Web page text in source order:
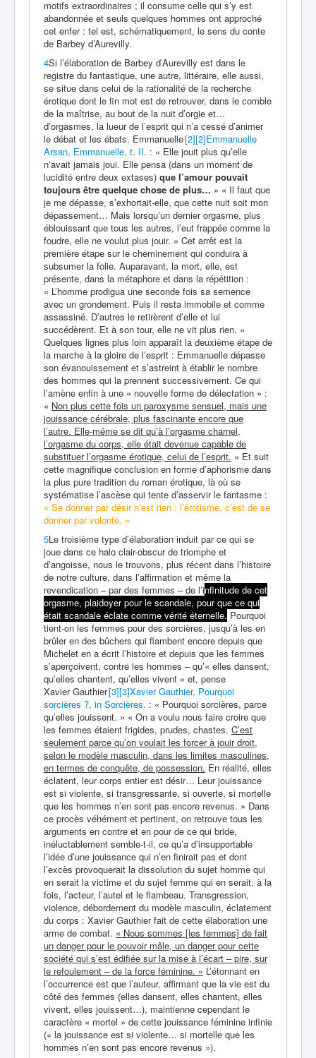
motifs extraordinaires ; il consume celle qui s’y est
abandonnée et seuls quelques hommes ont approché
cet enfer : tel est, schématiquement, le sens du conte
de Barbey d’Aurevilly.
4Si l’élaboration de Barbey d’Aurevilly est dans le
registre du fantastique, une autre, littéraire, elle aussi,
se situe dans celui de la rationalité de la recherche
érotique dont le fin mot est de retrouver, dans le comble
de la maîtrise, au bout de la nuit d’orgie et…
d’orgasmes, la lueur de l’esprit qui n’a cessé d’animer
le débat et les ébats. Emmanuelle[2][2]Emmanuelle
Arsan, Emmanuelle, t. II. : « Elle jouit plus qu’elle
n’avait jamais joui. Elle pensa (dans un moment de
lucidité entre deux extases) que l’amour pouvait
toujours être quelque chose de plus… » « Il faut que
je me dépasse, s’exhortait-elle, que cette nuit soit mon
dépassement… Mais lorsqu’un dernier orgasme, plus
éblouissant que tous les autres, l’eut frappée comme la
foudre, elle ne voulut plus jouir. » Cet arrêt est la
première étape sur le cheminement qui conduira à
subsumer la folie. Auparavant, la mort, elle, est
présente, dans la métaphore et dans la répétition :
« L’homme prodigua une seconde fois sa semence
avec un grondement. Puis il resta immobile et comme
assassiné. D’autres le retirèrent d’elle et lui
succédèrent. Et à son tour, elle ne vit plus rien. »
Quelques lignes plus loin apparaît la deuxième étape de
la marche à la gloire de l’esprit : Emmanuelle dépasse
son évanouissement et s’astreint à établir le nombre
des hommes qui la prennent successivement. Ce qui
l’amène enfin à une « nouvelle forme de délectation » :
« Non plus cette fois un paroxysme sensuel, mais une
jouissance cérébrale, plus fascinante encore que
l’autre. Elle-même se dit qu’à l’orgasme charnel,
l’orgasme du corps, elle était devenue capable de
substituer l’orgasme érotique, celui de l’esprit. » Et suit
cette magnifique conclusion en forme d’aphorisme dans
la plus pure tradition du roman érotique, là où se
systématise l’ascèse qui tente d’asservir le fantasme :
« Se donner par désir n’est rien : l’érotisme, c’est de se
donner par volonté. »
5Le troisième type d’élaboration induit par ce qui se
joue dans ce halo clair-obscur de triomphe et
d’angoisse, nous le trouvons, plus récent dans l’histoire
de notre culture, dans l’affirmation et même la
revendication – par des femmes – de l’infinitude de cet
orgasme, plaidoyer pour le scandale, pour que ce qui
était scandale éclate comme vérité éternelle. Pourquoi
tient-on les femmes pour des sorcières, jusqu’à les en
brûler en des bûchers qui flambent encore depuis que
Michelet en a écrit l’histoire et depuis que les femmes
s’aperçoivent, contre les hommes – qu’« elles dansent,
qu’elles chantent, qu’elles vivent » et, pense
Xavier Gauthier[3][3]Xavier Gauthier, Pourquoi
sorcières ?, in Sorcières. : « Pourquoi sorcières, parce
qu’elles jouissent. » « On a voulu nous faire croire que
les femmes étaient frigides, prudes, chastes. C’est
seulement parce qu’on voulait les forcer à jouir droit,
selon le modèle masculin, dans les limites masculines,
en termes de conquête, de possession. En réalité, elles
éclatent, leur corps entier est désir… Leur jouissance
est si violente, si transgressante, si ouverte, si mortelle
que les hommes n’en sont pas encore revenus. » Dans
ce procès véhément et pertinent, on retrouve tous les
arguments en contre et en pour de ce qui bride,
inéluctablement semble-t-il, ce qu’a d’insupportable
l’idée d’une jouissance qui n’en finirait pas et dont
l’excès provoquerait la dissolution du sujet homme qui
en serait la victime et du sujet femme qui en serait, à la
fois, l’acteur, l’autel et le flambeau. Transgression,
violence, débordement du modèle masculin, éclatement
du corps : Xavier Gauthier fait de cette élaboration une
arme de combat. « Nous sommes [les femmes] de fait
un danger pour le pouvoir mâle, un danger pour cette
société qui s’est édifiée sur la mise à l’écart – pire, sur
le refoulement – de la force féminine. » L’étonnant en
l’occurrence est que l’auteur, affirmant que la vie est du
côté des femmes (elles dansent, elles chantent, elles
vivent, elles jouissent…), maintienne cependant le
caractère « mortel » de cette jouissance féminine infinie
(« la jouissance est si violente… si mortelle que les
hommes n’en sont pas encore revenus »).